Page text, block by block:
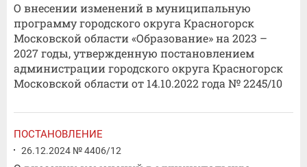
О внесении изменений в муниципальную
программу городского округа Красногорск
Московской области «Образование» на 2023 –
2027 годы, утвержденную постановлением
администрации городского округа Красногорск
Московской области от 14.10.2022 года № 2245/10
ПОСТАНОВЛЕНИЕ
26.12.2024 № 4406/12